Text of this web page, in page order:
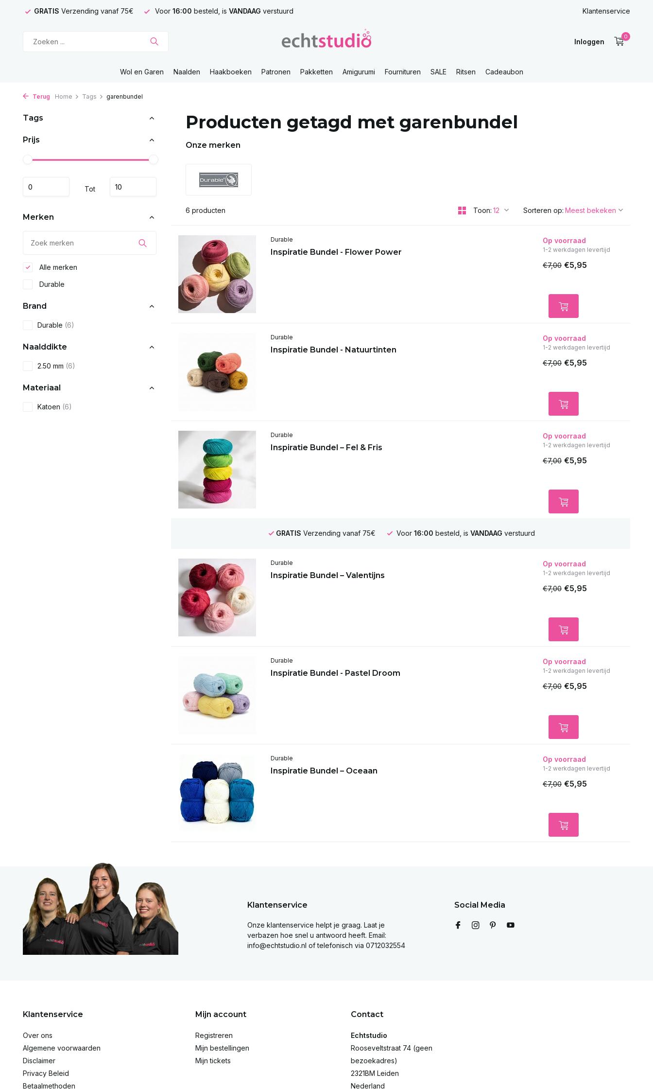
GRATIS Verzending vanaf 75€ Voor 16:00 besteld, is VANDAAG verstuurd Klantenservice
Inloggen
0
Wol en Garen Naalden Haakboeken Patronen Pakketten Amigurumi Fournituren SALE Ritsen Cadeaubon
Terug Home Tags garenbundel
Tags
Prijs
Tot
Merken
Alle merken
Durable
Brand
Durable (6)
Naalddikte
2.50 mm (6)
Materiaal
Katoen (6)
Producten getagd met garenbundel
Onze merken
6 producten Toon: Sorteren op:
Durable
Inspiratie Bundel - Flower Power
Op voorraad
1-2 werkdagen levertijd
€7,00 €5,95
Durable
Inspiratie Bundel - Natuurtinten
Op voorraad
1-2 werkdagen levertijd
€7,00 €5,95
Durable
Inspiratie Bundel – Fel & Fris
Op voorraad
1-2 werkdagen levertijd
€7,00 €5,95
GRATIS Verzending vanaf 75€ Voor 16:00 besteld, is VANDAAG verstuurd
Durable
Inspiratie Bundel – Valentijns
Op voorraad
1-2 werkdagen levertijd
€7,00 €5,95
Durable
Inspiratie Bundel - Pastel Droom
Op voorraad
1-2 werkdagen levertijd
€7,00 €5,95
Durable
Inspiratie Bundel – Oceaan
Op voorraad
1-2 werkdagen levertijd
€7,00 €5,95
Klantenservice
Onze klantenservice helpt je graag. Laat je
verbazen hoe snel u antwoord heeft. Email:
info@echtstudio.nl of telefonisch via 0712032554
Social Media
Klantenservice
Over ons
Algemene voorwaarden
Disclaimer
Privacy Beleid
Betaalmethoden
Mijn account
Registreren
Mijn bestellingen
Mijn tickets
Contact
Echtstudio
Rooseveltstraat 74 (geen
bezoekadres)
2321BM Leiden
Nederland